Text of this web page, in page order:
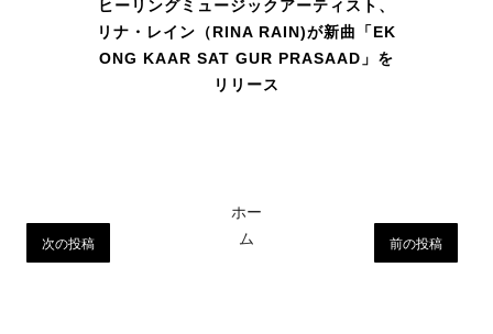
ヒーリングミュージックアーティスト、
リナ・レイン（RINA RAIN)が新曲「EK
ONG KAAR SAT GUR PRASAAD」を
リリース
次の投稿 前の投稿
ホー
ム